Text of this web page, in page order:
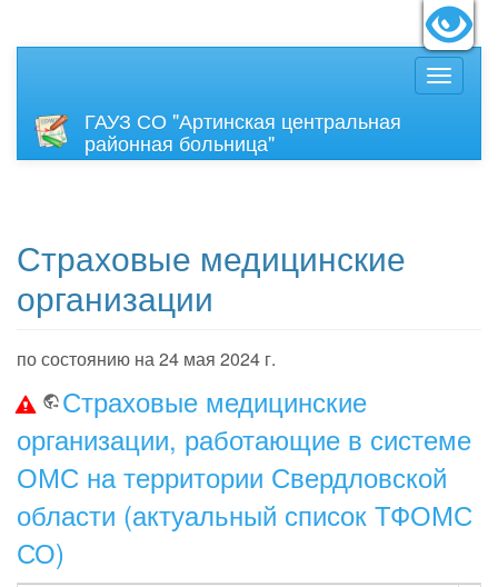
ГАУЗ СО "Артинская центральная
районная больница"
Страховые медицинские
организации
по состоянию на 24 мая 2024 г.
Страховые медицинские
организации, работающие в системе
ОМС на территории Свердловской
области (актуальный список ТФОМС
СО)